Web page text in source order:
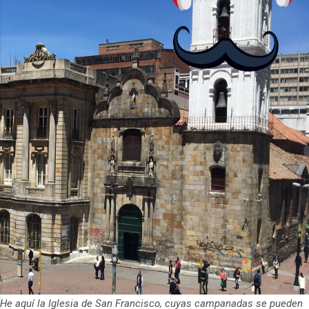
brinda opciones de 4GB o 6GB de RAM,
mejorando su capacidad...
He aquí la Iglesia de San Francisco, cuyas campanadas se pueden